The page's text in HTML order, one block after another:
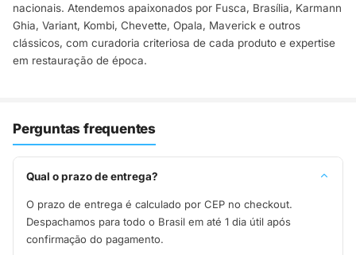
nacionais. Atendemos apaixonados por Fusca, Brasília, Karmann
Ghia, Variant, Kombi, Chevette, Opala, Maverick e outros
clássicos, com curadoria criteriosa de cada produto e expertise
em restauração de época.
Perguntas frequentes
Qual o prazo de entrega?
O prazo de entrega é calculado por CEP no checkout.
Despachamos para todo o Brasil em até 1 dia útil após
confirmação do pagamento.